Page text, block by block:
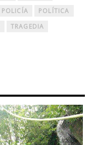
POLICÍA
POLÍTICA
TRAGEDIA